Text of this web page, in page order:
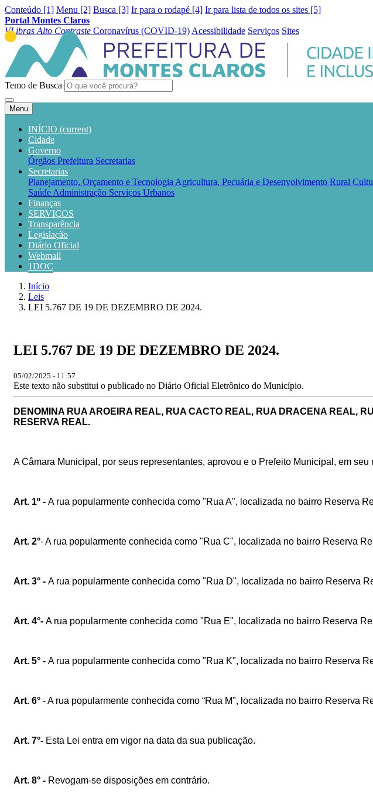
Conteúdo [1] Menu [2] Busca [3] Ir para o rodapé [4] Ir para lista de todos os sites [5]
Portal Montes Claros
VLibras Alto Contraste Coronavírus (COVID-19) Acessibilidade Serviços Sites
Temo de Busca
Menu
INÍCIO (current)
Cidade
Governo
Órgãos Prefeitura Secretarias
Secretarias
Planejamento, Orçamento e Tecnologia Agricultura, Pecuária e Desenvolvimento Rural
Saúde Administração Serviços Urbanos
Finanças
SERVIÇOS
Transparência
Legislação
Diário Oficial
Webmail
1DOC
Início
Leis
LEI 5.767 DE 19 DE DEZEMBRO DE 2024.
LEI 5.767 DE 19 DE DEZEMBRO DE 2024.
05/02/2025 - 11:57
Este texto não substitui o publicado no Diário Oficial Eletrônico do Município.
DENOMINA RUA AROEIRA REAL, RUA CACTO REAL, RUA DRACENA REAL,
RESERVA REAL.
A Câmara Municipal, por seus representantes, aprovou e o Prefeito Municipal, em
Art. 1º - A rua popularmente conhecida como "Rua A", localizada no bairro Reserva
Art. 2°- A rua popularmente conhecida como "Rua C", localizada no bairro Reserva
Art. 3° - A rua popularmente conhecida como "Rua D", localizada no bairro Reserva
Art. 4°- A rua popularmente conhecida como "Rua E", localizada no bairro Reserva
Art. 5° - A rua popularmente conhecida como "Rua K", localizada no bairro Reserva
Art. 6° - A rua popularmente conhecida como “Rua M", localizada no bairro Reserva
Art. 7°- Esta Lei entra em vigor na data da sua publicação.
Art. 8° - Revogam-se disposições em contrário.